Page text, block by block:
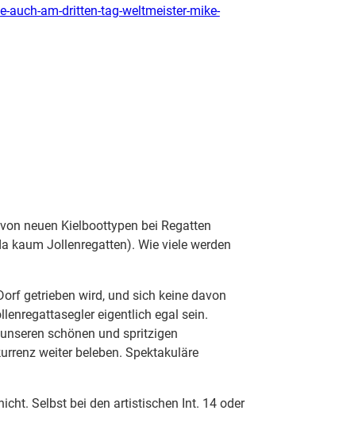
am-dritten-tag-weltmeister-mike-
neuen Kielboottypen bei Regatten
kaum Jollenregatten). Wie viele werden
getrieben wird, und sich keine davon
eigentlich egal sein.
schönen und spritzigen
weiter beleben. Spektakuläre
Selbst bei den artistischen Int. 14 oder